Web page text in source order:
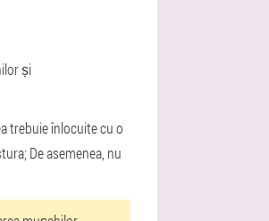
și
trebuie înlocuite cu o
De asemenea, nu